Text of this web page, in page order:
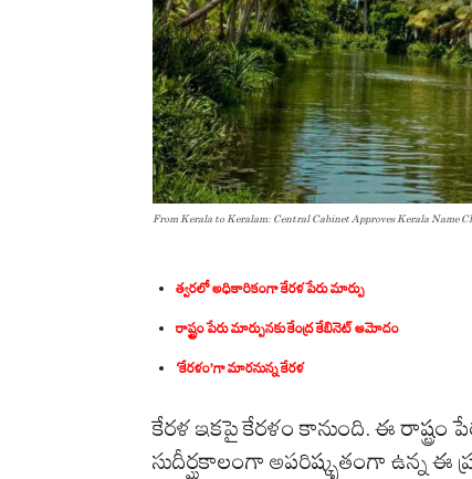
From Kerala to Keralam: Central Cabinet Approves Kerala Name
త్వరలో అధికారికంగా కేరళ పేరు మార్పు
రాష్ట్రం పేరు మార్పునకు కేంద్ర కేబినెట్ ఆమోదం
‘కేరళం’గా మారనున్న కేరళ
కేరళ ఇకపై కేరళం కానుంది. ఈ రాష్ట్రం
సుదీర్ఘకాలంగా అపరిష్కృతంగా ఉన్న ఈ